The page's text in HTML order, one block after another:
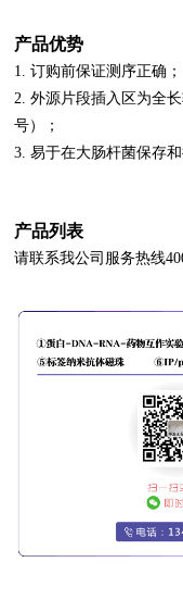
产品优势
1. 订购前保证测序正确；
2. 外源片段插入区为全
号）；
3. 易于在大肠杆菌保存和
产品列表
请联系我公司服务热线